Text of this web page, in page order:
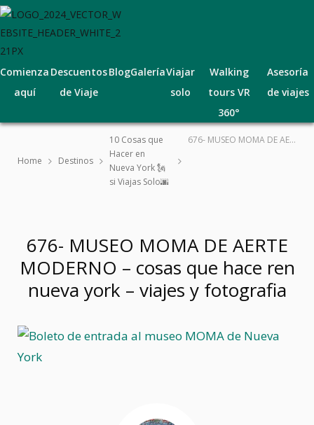
Comienza
aquí
Descuentos
de Viaje
BlogGaleríaViajar
solo
Walking
tours VR
360°
Asesoría
de viajes
Home Destinos
10 Cosas que
Hacer en
Nueva York 🗽
si Viajas Solo🌆
676- MUSEO MOMA DE AERTE MODERNO – cosas que hace ren nueva york – viajes y fotografia
676- MUSEO MOMA DE AERTE
MODERNO – cosas que hace ren
nueva york – viajes y fotografia